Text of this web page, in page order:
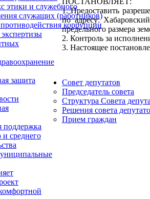
этики и служебного
служащих (работников)
коррупции
защита
поддержка
и среднего
1. Предоставить
по адресу:
предельного размера
2. Контроль за
3. Настоящее
Совет депутатов
Председатель совета
Структура Совета
Решения совета
Прием граждан